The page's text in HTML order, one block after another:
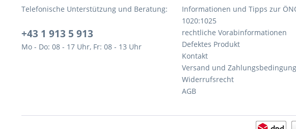
Telefonische Unterstützung und Beratung:
+43 1 913 5 913
Mo - Do: 08 - 17 Uhr, Fr: 08 - 13 Uhr
Informationen und Tipps zur
1020:1025
rechtliche Vorabinformationen
Defektes Produkt
Kontakt
Versand und
Widerrufsrecht
AGB